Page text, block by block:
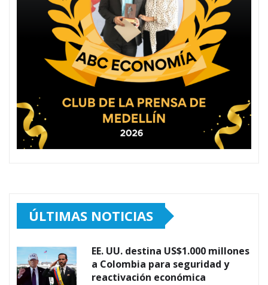
ÚLTIMAS NOTICIAS
EE. UU. destina US$1.000 millones
a Colombia para seguridad y
reactivación económica